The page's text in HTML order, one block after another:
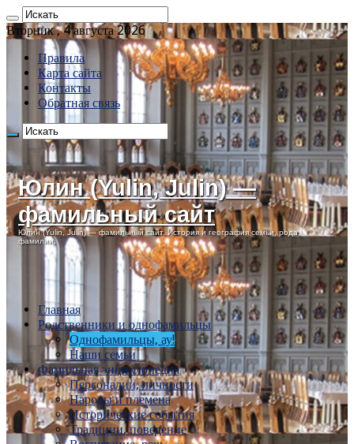
Вторник , 4 августа 2026
Правила
Карта сайта
Контакты
Обратная связь
Юлин (Yulin, Julin) —
фамильный сайт
Юлин (Yulin, Julin) — фамильный сайт. История и география семьи, рода,
фамилии.
Главная
Родственники и однофамильцы
Однофамильцы, ау!
Наши семьи
Фамильная энциклопедия
Персоналии, личности
Народы и племена
Исторические события
Традиции, поведение